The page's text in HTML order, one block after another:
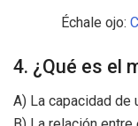
Échale ojo:
4. ¿Qué es el
A) La capacidad de